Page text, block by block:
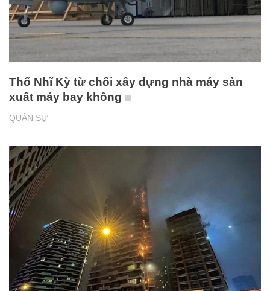
QUÂN SỰ
Thổ Nhĩ Kỳ từ chối xây dựng nhà máy sản
xuất máy bay không